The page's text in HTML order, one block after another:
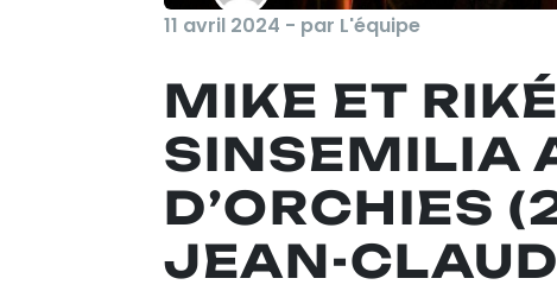
11 avril 2024 - par L'équipe
MIKE ET
SINSEMILIA
D’ORCHIES
JEAN-